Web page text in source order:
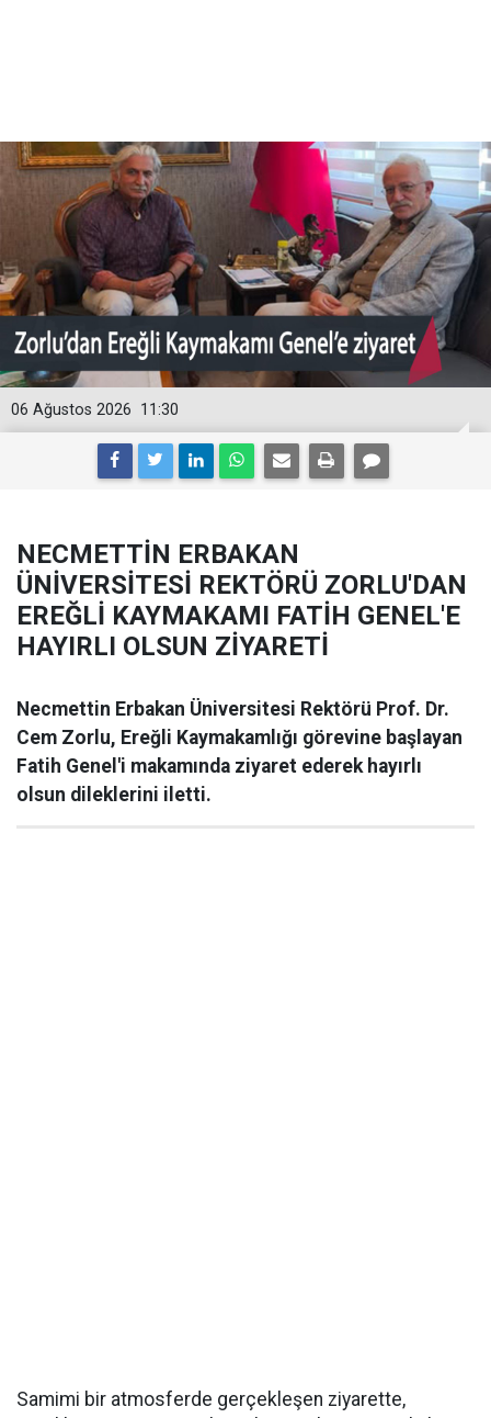
11:30
06 Ağustos 2026
NECMETTİN ERBAKAN
ÜNİVERSİTESİ REKTÖRÜ ZORLU'DAN
EREĞLİ KAYMAKAMI FATİH GENEL'E
HAYIRLI OLSUN ZİYARETİ
Necmettin Erbakan Üniversitesi Rektörü Prof. Dr.
Cem Zorlu, Ereğli Kaymakamlığı görevine başlayan
Fatih Genel'i makamında ziyaret ederek hayırlı
olsun dileklerini iletti.
Samimi bir atmosferde gerçekleşen ziyarette,